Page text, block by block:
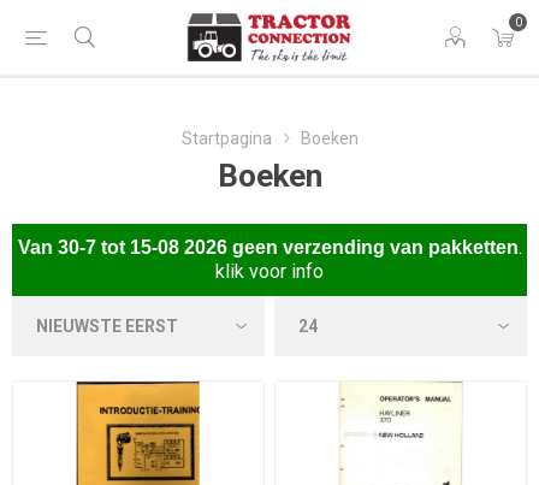
0
Startpagina Boeken
Boeken
Van 30-7 tot 15-08 2026 geen verzending van pakketten.
klik voor info